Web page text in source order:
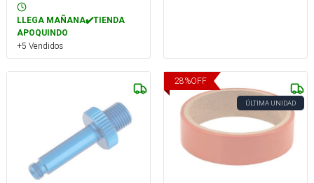
LLEGA MAÑANA✔️TIENDA
APOQUINDO
+5 Vendidos
28%OFF
ÚLTIMA UNIDAD